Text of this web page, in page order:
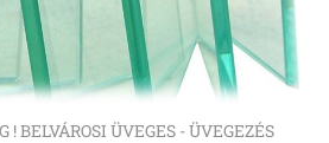
BELVÁROSI ÜVEGES - ÜVEGEZÉS